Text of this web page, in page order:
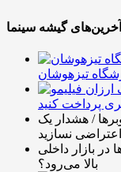
آخرین‌های گیشه سینما
/ هشدار یک
بازار داخلی
بالا می‌رود؟